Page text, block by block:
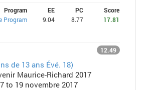
Program EE PC
Score
Program
9.04 8.77 17.81
12.49
de 13 ans Évé. 18)
Maurice-Richard 2017
to 19 novembre 2017